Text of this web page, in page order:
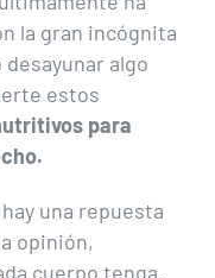
la gran incógnita
algo
estos
para
una repuesta
opinión,
cuerpo tenga.